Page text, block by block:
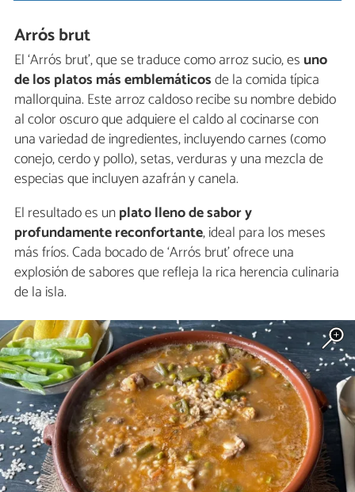
Arrós brut
El ‘Arrós brut’, que se traduce como arroz sucio, es uno
de los platos más emblemáticosde la comida típica
mallorquina. Este arroz caldoso recibe su nombre debido
al color oscuro que adquiere el caldo al cocinarse con
una variedad de ingredientes, incluyendo carnes (como
conejo, cerdo y pollo), setas, verduras y una mezcla de
especias que incluyen azafrán y canela.
El resultado es unplato lleno de sabor y
profundamente reconfortante, ideal para los meses
más fríos. Cada bocado de ‘Arrós brut’ ofrece una
explosión de sabores que refleja la rica herencia culinaria
de la isla.